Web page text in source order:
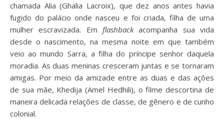
chamada Alia (Ghalia Lacroix), que dez anos antes havia
fugido do palácio onde nasceu e foi criada, filha de uma
mulher escravizada. Em flashbackacompanha sua vida
desde o nascimento, na mesma noite em que também
veio ao mundo Sarra, a filha do príncipe senhor daquela
moradia. As duas meninas cresceram juntas e se tornaram
amigas. Por meio da amizade entre as duas e das ações
de sua mãe, Khedija (Amel Hedhili), o filme descortina de
maneira delicada relações de classe, de gênero e de cunho
colonial.